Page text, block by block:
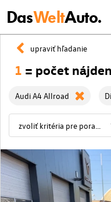
DasWeltAuto.
upraviť hľadanie
1 = počet
Audi A4 Allroad